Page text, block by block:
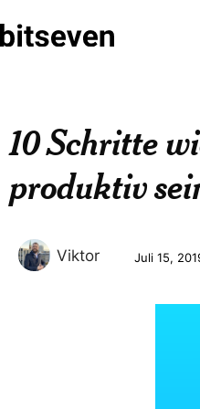
10 Schritte
produktiv
Viktor Juli 15,